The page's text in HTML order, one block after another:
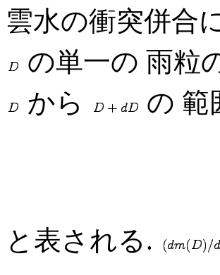
雲水の衝突併合
の単一の 雨粒
から
の 範
と表される.